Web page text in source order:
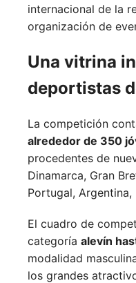
internacional de la
organización de
Una vitrina
deportistas
La competición
alrededor de 350
procedentes de
Dinamarca, Gran
Portugal, Argentina,
El cuadro de
categoría alevín
modalidad
los grandes